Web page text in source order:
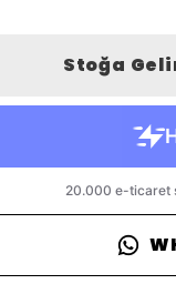
Stoğa